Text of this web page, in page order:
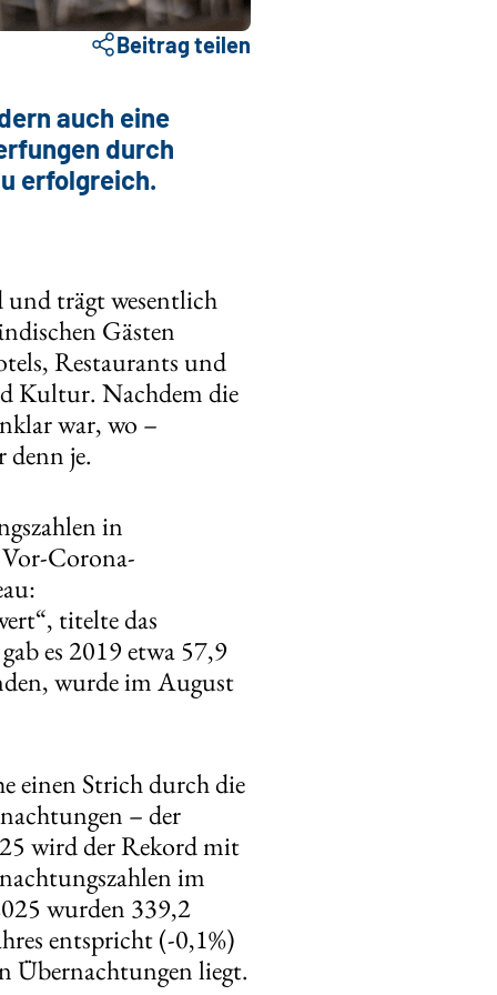
Beitrag teilen
auch eine
durch
erfolgreich.
trägt wesentlich
Gästen
Restaurants und
Kultur. Nachdem die
war, wo –
denn je.
in
Corona-
titelte das
es 2019 etwa 57,9
wurde im August
einen Strich durch die
– der
wird der Rekord mit
im
wurden 339,2
entspricht (-0,1%)
Übernachtungen liegt.